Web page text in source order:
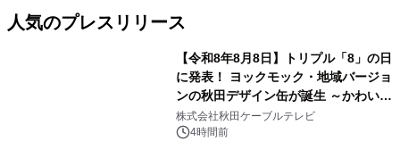
人気のプレスリリース
【令和8年8月8日】トリプル「8」の日
に発表！ ヨックモック・地域バージョ
ンの秋田デザイン缶が誕生 ～かわいい
秋田犬の子犬と秋田の四季と名所を巡
るパッケージ～ 9月1日(火)秋田県内で
株式会社秋田ケーブルテレビ
4時間前